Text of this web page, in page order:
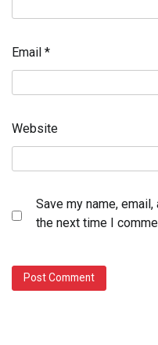
Email *
Website
Save my name,
the next time I